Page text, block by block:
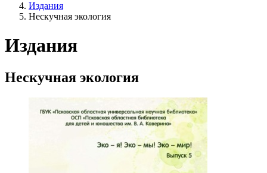
Издания
Нескучная экология
Издания
Нескучная экология